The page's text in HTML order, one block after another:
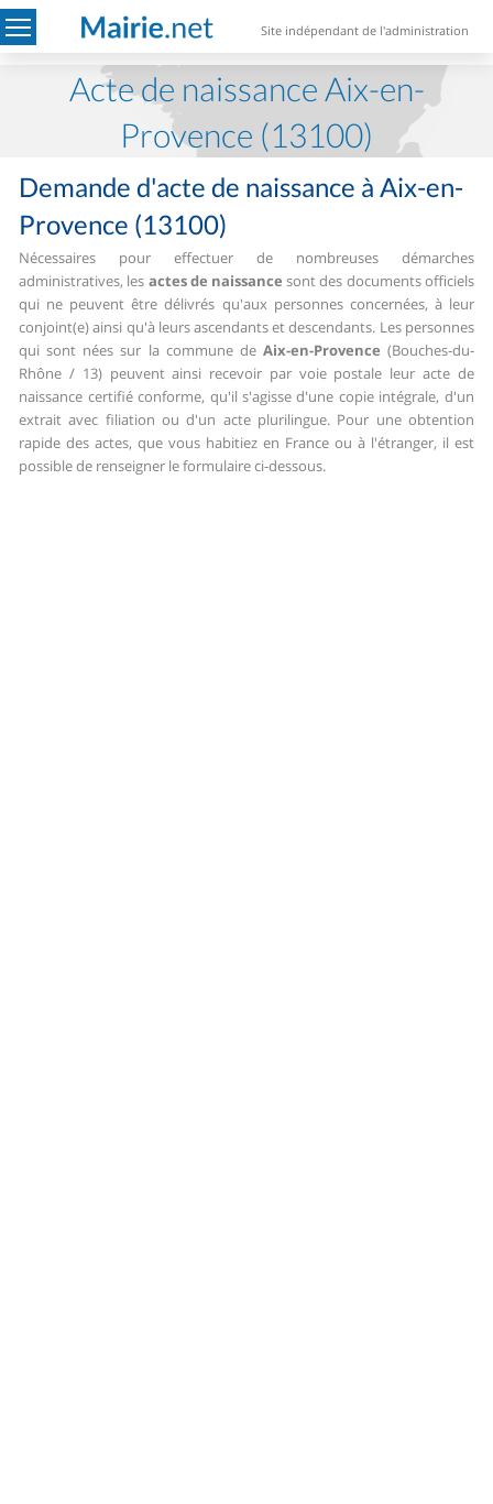
Site indépendant de l'administration
Acte de naissance Aix-en-
Provence (13100)
Demande d'acte de naissance à Aix-en-
Provence (13100)
Nécessaires pour effectuer de nombreuses démarches
administratives, les actes de naissance sont des documents officiels
qui ne peuvent être délivrés qu'aux personnes concernées, à leur
conjoint(e) ainsi qu'à leurs ascendants et descendants. Les personnes
qui sont nées sur la commune de Aix-en-Provence (Bouches-du-
Rhône / 13) peuvent ainsi recevoir par voie postale leur acte de
naissance certifié conforme, qu'il s'agisse d'une copie intégrale, d'un
extrait avec filiation ou d'un acte plurilingue.Pour une obtention
rapide des actes, que vous habitiez en France ou à l'étranger, il est
possible de renseigner le formulaire ci-dessous.